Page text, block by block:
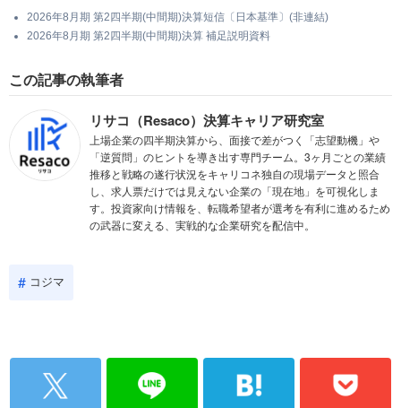
2026年8月期 第2四半期(中間期)決算短信〔日本基準〕(非連結)
2026年8月期 第2四半期(中間期)決算 補足説明資料
この記事の執筆者
リサコ（Resaco）決算キャリア研究室
上場企業の四半期決算から、面接で差がつく「志望動機」や
「逆質問」のヒントを導き出す専門チーム。3ヶ月ごとの業績
推移と戦略の遂行状況をキャリコネ独自の現場データと照合
し、求人票だけでは見えない企業の「現在地」を可視化しま
す。投資家向け情報を、転職希望者が選考を有利に進めるため
の武器に変える、実戦的な企業研究を配信中。
コジマ